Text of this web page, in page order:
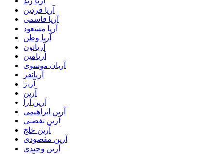
آریا فردین
آریا قاسمی
آریا مسعود
آریا وطن
آریاتون
آریامین
آریان موسوی
آریانفر
آریز
آرین
آرین آرا
آرین ابراهیمی
آرین تفضلی
آرین خلج
آرین مقصودی
آرین وحیدی